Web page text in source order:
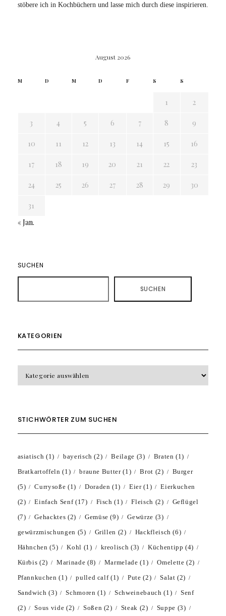
stöbere ich in Kochbüchern und lasse mich durch diese inspirieren.
August 2026
M D M D F S S
1 2
3 4 5 6 7 8 9
10 11 12 13 14 15 16
17 18 19 20 21 22 23
24 25 26 27 28 29 30
31
« Jan.
SUCHEN
SUCHEN
KATEGORIEN
STICHWÖRTER ZUM SUCHEN
asiatisch (1) bayerisch (2) Beilage (3) Braten (1)
Bratkartoffeln (1) braune Butter(1) Brot (2)
Burger
(5)
Currysoße (1) Doraden (1) Eier(1)
Eierkuchen
(2)
Einfach Senf(17) Fisch (1) Fleisch (2)
Geflügel
(7)
Gehacktes (2) Gemüse (9) Gewürze (3)
gewürzmischungen (5) Grillen (2) Hackfleisch (6)
Hähnchen (5) Kohl (1) kreolisch (3) Küchentipp (4)
Kürbis (2) Marinade (8) Marmelade (1) Omelette (2)
Pfannkuchen (1) pulled calf(1) Pute (2) Salat (2)
Sandwich (3) Schmoren (1) Schweinebauch (1)
Senf
(2)
Sous vide (2) Soßen (2) Steak (2) Suppe (3)